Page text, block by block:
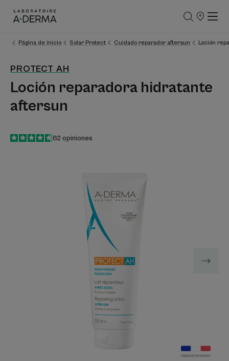
PUNTOS
Página de inicio
Solar Protect Cuidado reparador aftersun Loción
PROTECT AH
Loción reparadora hidratante
aftersun
4.7
/5
62 opiniones